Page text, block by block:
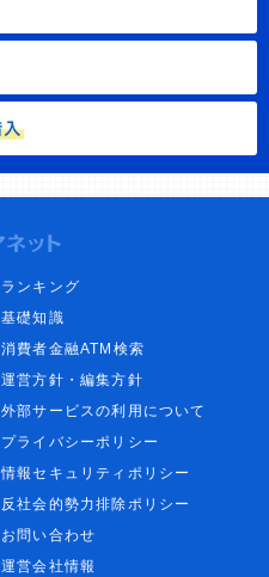
ランキング
基礎知識
消費者金融ATM検索
運営方針・編集方針
外部サービスの利用について
プライバシーポリシー
情報セキュリティポリシー
反社会的勢力排除ポリシー
お問い合わせ
運営会社情報